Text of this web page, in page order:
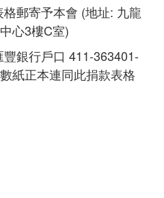
郵寄予本會 (地址: 九龍
心3樓C室)
銀行戶口 411-363401-
紙正本連同此捐款表格